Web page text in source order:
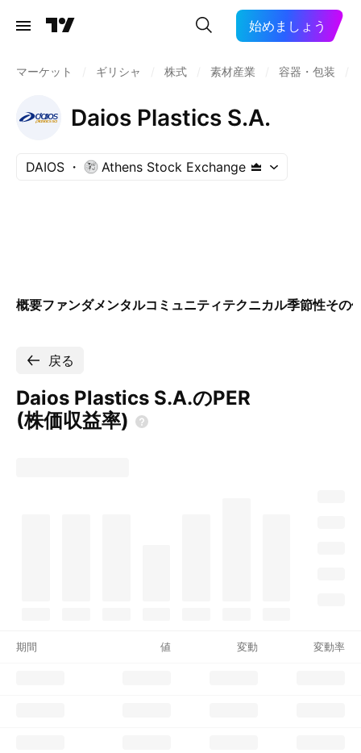
始めましょう
マーケット ギリシャ 株式 素材産業 容器・包装
Daios Plastics S.A.
DAIOS Athens Stock Exchange
概要ファンダメンタルコミュニティテクニカル季節性その
戻る
Daios Plastics S.A.のPER
(株価収益率)
期間 値 変動 変動率